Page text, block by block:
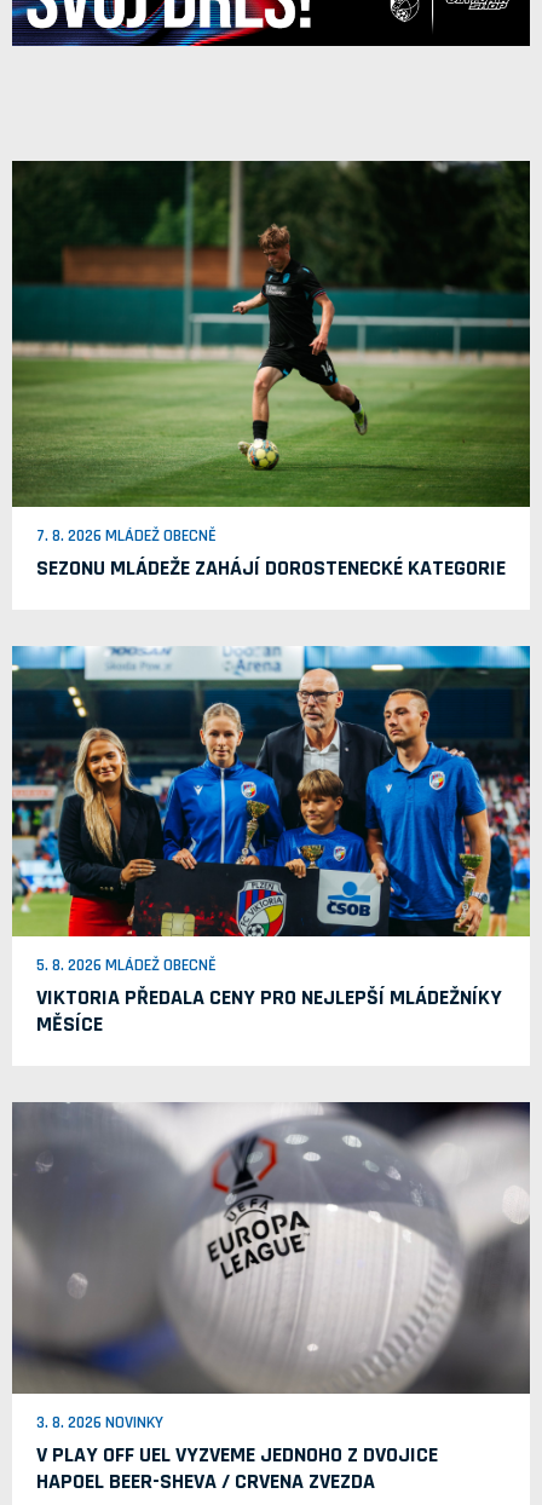
7. 8. 2026 MLÁDEŽ OBECNĚ
SEZONU MLÁDEŽE ZAHÁJÍ DOROSTENECKÉ KATEGORIE
5. 8. 2026 MLÁDEŽ OBECNĚ
VIKTORIA PŘEDALA CENY PRO NEJLEPŠÍ MLÁDEŽNÍKY
MĚSÍCE
3. 8. 2026 NOVINKY
V PLAY OFF UEL VYZVEME JEDNOHO Z DVOJICE
HAPOEL BEER-SHEVA / CRVENA ZVEZDA